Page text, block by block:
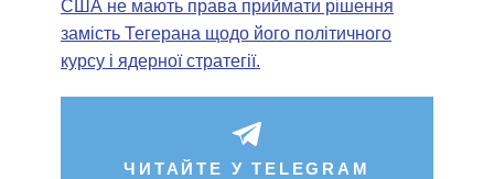
США не мають права приймати рішення
замість Тегерана щодо його політичного
курсу і ядерної стратегії.
ЧИТАЙТЕ У TELEGRAM